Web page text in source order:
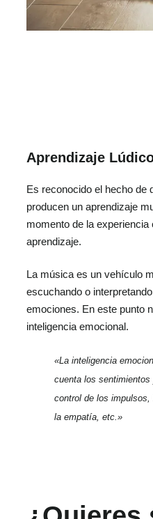
Aprendizaje
Es reconocido el hecho de
producen un aprendizaje
momento de la
aprendizaje.
La música es un vehículo
escuchando o
emociones. En este punto
inteligencia emocional.
«La inteligencia
cuenta los
control de los
la empatía, etc.»